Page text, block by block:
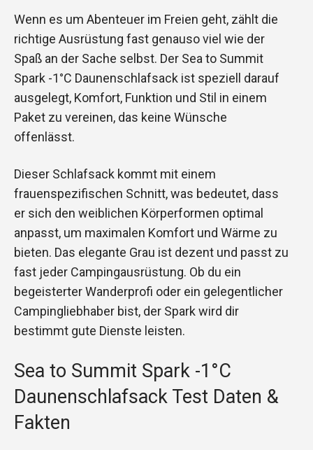
Wenn es um Abenteuer im Freien geht, zählt die
richtige Ausrüstung fast genauso viel wie der
Spaß an der Sache selbst. Der Sea to Summit
Spark -1°C Daunenschlafsack ist speziell darauf
ausgelegt, Komfort, Funktion und Stil in einem
Paket zu vereinen, das keine Wünsche
offenlässt.
Dieser Schlafsack kommt mit einem
frauenspezifischen Schnitt, was bedeutet, dass
er sich den weiblichen Körperformen optimal
anpasst, um maximalen Komfort und Wärme zu
bieten. Das elegante Grau ist dezent und passt zu
fast jeder Campingausrüstung. Ob du ein
begeisterter Wanderprofi oder ein gelegentlicher
Campingliebhaber bist, der Spark wird dir
bestimmt gute Dienste leisten.
Sea to Summit Spark -1°C
Daunenschlafsack Test Daten &
Fakten